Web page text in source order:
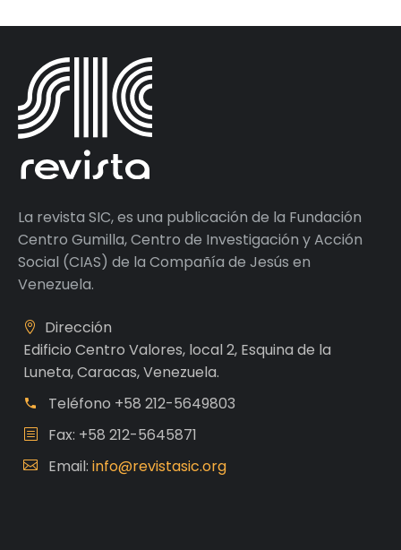
La revista SIC, es una publicación de la Fundación
Centro Gumilla, Centro de Investigación y Acción
Social (CIAS) de la Compañía de Jesús en
Venezuela.
Dirección
Edificio Centro Valores, local 2, Esquina de la
Luneta, Caracas, Venezuela.
Teléfono +58 212-5649803
Fax: +58 212-5645871
Email: info@revistasic.org